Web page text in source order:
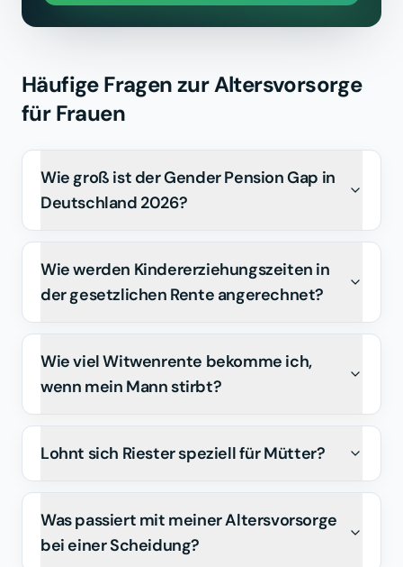
Häufige Fragen zur Altersvorsorge
für Frauen
Wie groß ist der Gender Pension Gap in
Deutschland 2026?
Wie werden Kindererziehungszeiten in
der gesetzlichen Rente angerechnet?
Wie viel Witwenrente bekomme ich,
wenn mein Mann stirbt?
Lohnt sich Riester speziell für Mütter?
Was passiert mit meiner Altersvorsorge
bei einer Scheidung?